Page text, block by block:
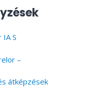
IA S
–
átképzések